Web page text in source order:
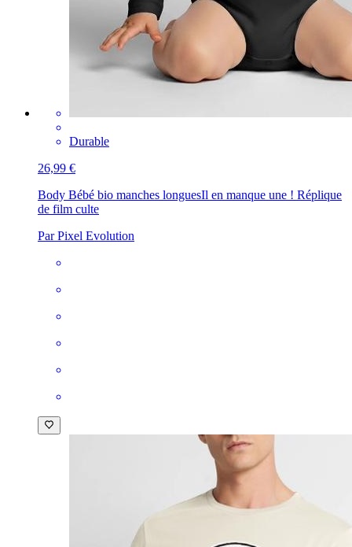
Durable
26,99 €
Body Bébé bio manches longuesIl en manque une ! Réplique
de film culte
Par Pixel Evolution